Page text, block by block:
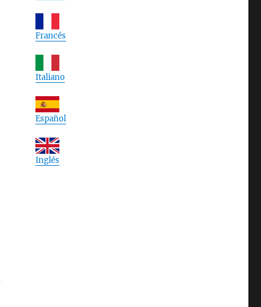
Francés
Italiano
Español
Inglés